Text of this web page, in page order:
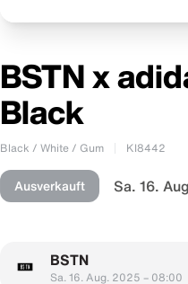
BSTN x
Black
Black / White / Gum KI8442
Ausverkauft Sa. 16. Aug.
BSTN
Sa. 16. Aug. 2025 – 08:00